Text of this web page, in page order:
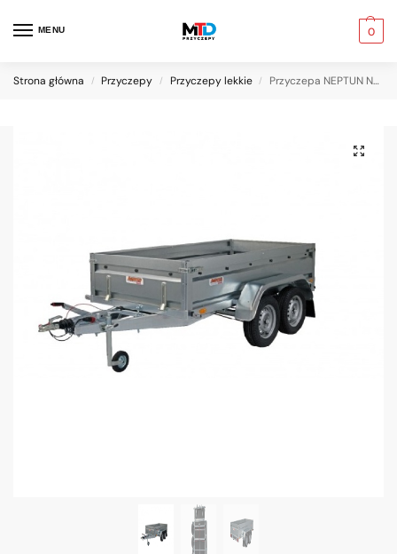
MENU 0
Strona główna / Przyczepy / Przyczepy lekkie / Przyczepa NEPTUN N07-263 2 PRO oś ham